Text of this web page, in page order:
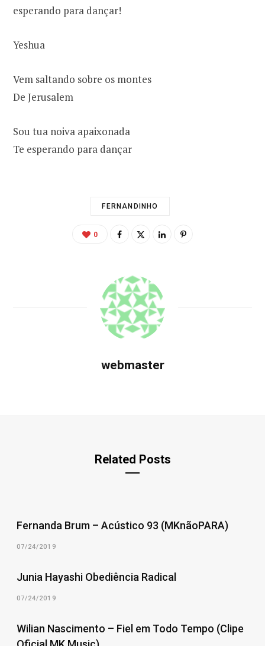
esperando para dançar!
Yeshua
Vem saltando sobre os montes
De Jerusalem
Sou tua noiva apaixonada
Te esperando para dançar
FERNANDINHO
0
webmaster
Related Posts
Fernanda Brum – Acústico 93 (MKnãoPARA)
07/24/2019
Junia Hayashi Obediência Radical
07/24/2019
Wilian Nascimento – Fiel em Todo Tempo (Clipe